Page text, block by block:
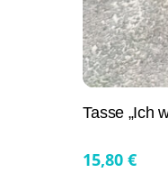
Tasse „Ich
15,80 €